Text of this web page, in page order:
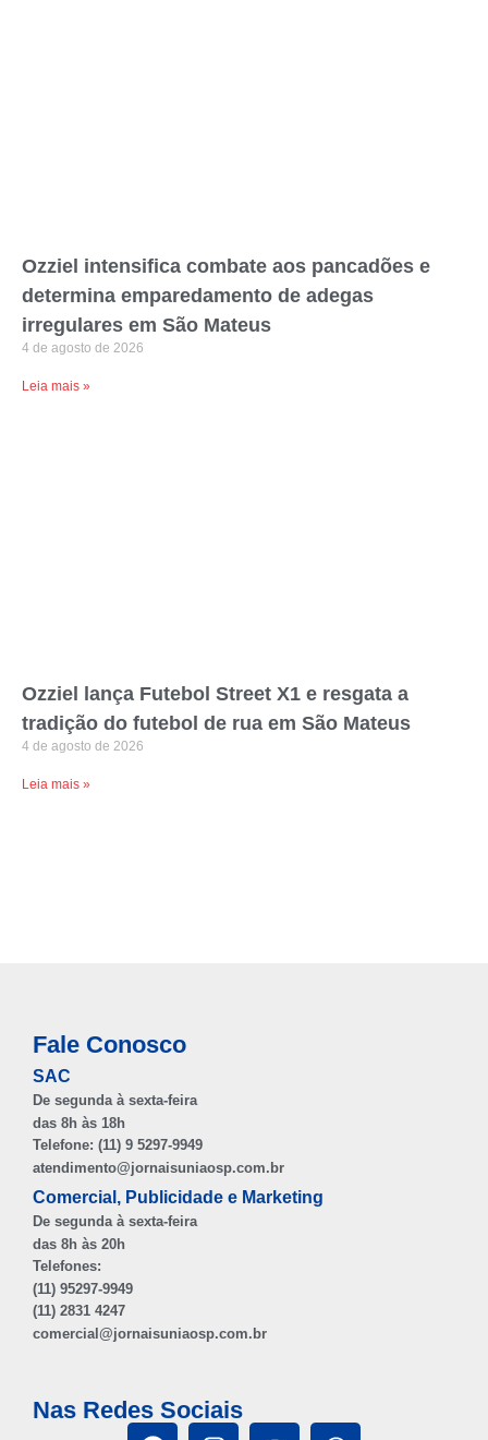
Ozziel intensifica combate aos pancadões e
determina emparedamento de adegas
irregulares em São Mateus
4 de agosto de 2026
Leia mais »
Ozziel lança Futebol Street X1 e resgata a
tradição do futebol de rua em São Mateus
4 de agosto de 2026
Leia mais »
Fale Conosco
SAC
De segunda à sexta-feira
das 8h às 18h
Telefone: (11) 9 5297-9949
atendimento@jornaisuniaosp.com.br
Comercial, Publicidade e Marketing
De segunda à sexta-feira
das 8h às 20h
Telefones:
(11) 95297-9949
(11) 2831 4247
comercial@jornaisuniaosp.com.br
Nas Redes Sociais